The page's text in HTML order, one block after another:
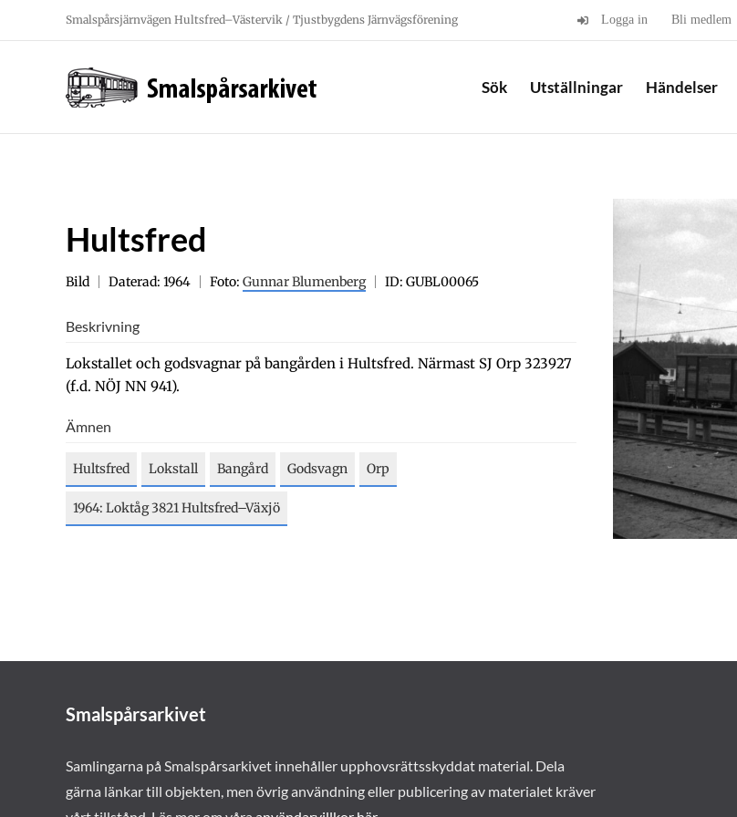
Smalspårsjärnvägen Hultsfred–Västervik / Tjustbygdens Järnvägsförening Logga in Bli medlem
Sök Utställningar Händelser
Hultsfred
Bild Daterad: 1964 Foto: Gunnar Blumenberg ID: GUBL00065
Beskrivning
Lokstallet och godsvagnar på bangården i Hultsfred. Närmast SJ Orp 323927
(f.d. NÖJ NN 941).
Ämnen
Hultsfred Lokstall Bangård Godsvagn Orp
1964: Loktåg 3821 Hultsfred–Växjö
Smalspårsarkivet
Samlingarna på Smalspårsarkivet innehåller upphovsrättsskyddat material. Dela
gärna länkar till objekten, men övrig användning eller publicering av materialet kräver